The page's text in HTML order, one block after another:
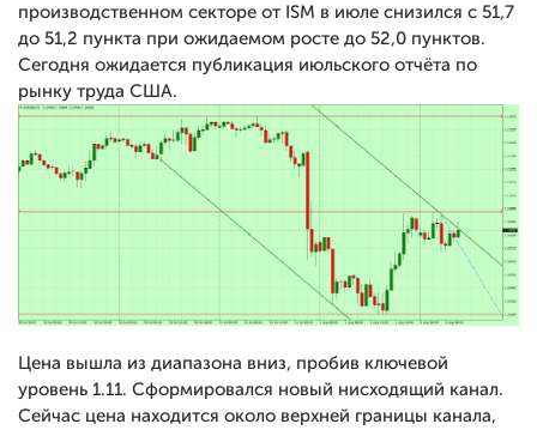
производственном секторе от ISM в июле снизился с 51,7
до 51,2 пункта при ожидаемом росте до 52,0 пунктов.
Сегодня ожидается публикация июльского отчёта по
рынку труда США.
Цена вышла из диапазона вниз, пробив ключевой
уровень 1.11. Сформировался новый нисходящий канал.
Сейчас цена находится около верхней границы канала,